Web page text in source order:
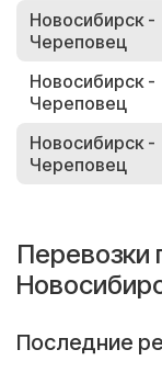
Новосибирск -
Череповец
Новосибирск -
Череповец
Новосибирск -
Череповец
Перевозки
Последние